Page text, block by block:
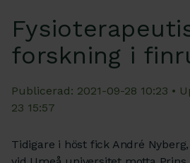
forskning i
Publicerad: 2021-09-28 10:23 •
23 15:57
Tidigare i höst fick André